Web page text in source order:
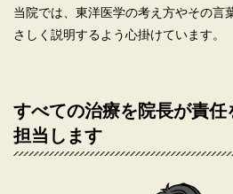
当院では、東洋医学の考え方やその言
さしく説明するよう心掛けています。
すべての治療を院長が責
担当します